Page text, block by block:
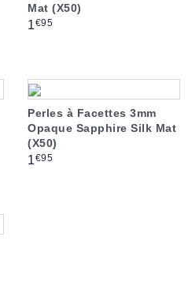
Mat (X50)
Prix
1€95
Perles à Facettes 3mm
Opaque Sapphire Silk Mat
(X50)
Prix
1€95